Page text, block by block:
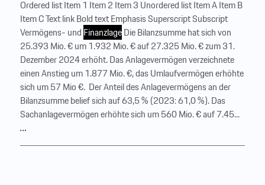
Ordered list Item 1 Item 2 Item 3 Unordered list Item A Item B
Item C Text link Bold text Emphasis Superscript Subscript
Vermögens- und FinanzlageDie Bilanzsumme hat sich von
25.393 Mio. € um 1.932 Mio. € auf 27.325 Mio. € zum 31.
Dezember 2024 erhöht. Das Anlagevermögen verzeichnete
einen Anstieg um 1.877 Mio. €, das Umlaufvermögen erhöhte
sich um 57 Mio €. ‍ Der Anteil des Anlagevermögens an der
Bilanzsumme belief sich auf 63,5 % (2023: 61,0 %). Das
Sachanlagevermögen erhöhte sich um 560 Mio. € auf 7.45...
…